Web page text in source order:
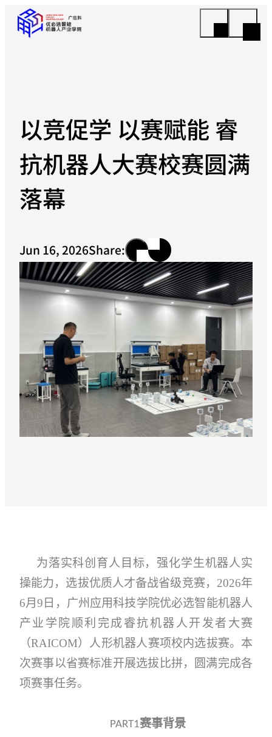
以竞促学 以赛赋能 睿
抗机器人大赛校赛圆满
落幕
Jun 16, 2026Share:
为落实科创育人目标，强化学生机器人实
操能力，选拔优质人才备战省级竞赛，2026年
6月9日，广州应用科技学院优必选智能机器人
产业学院顺利完成睿抗机器人开发者大赛
（RAICOM）人形机器人赛项校内选拔赛。本
次赛事以省赛标准开展选拔比拼，圆满完成各
项赛事任务。
PART1赛事背景